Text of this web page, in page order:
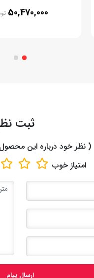
50,470,000
ثبت
( نظر خود درباره این
امتیاز خوب
ارسال پیام